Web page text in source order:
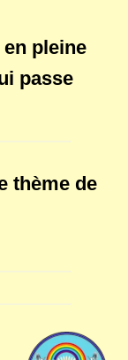
pleine
passe
thème de